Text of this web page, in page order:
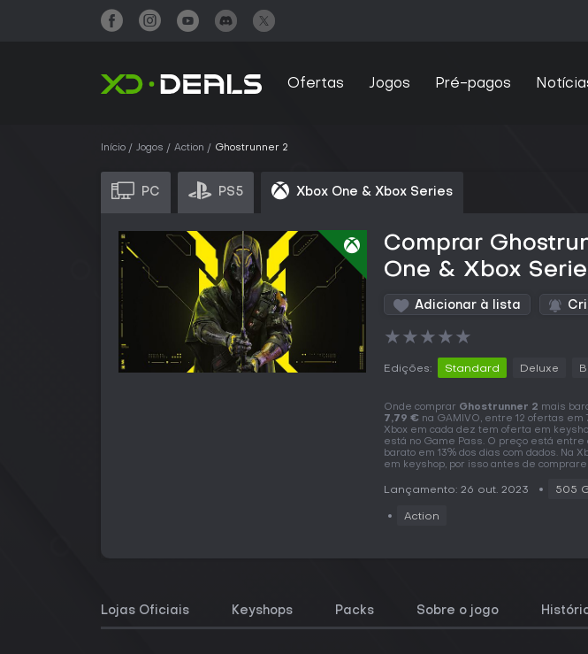
Ofertas Jogos Pré-pagos
Início Jogos Action Ghostrunner 2
PC PS5 Xbox One & Xbox Series
Comprar
One & Xbox
Adicionar à lista
★★★★★
Edições: Standard Deluxe
Onde comprar Ghostrunner 2 mais
7,79 € na GAMIVO, entre 12 ofertas em
Xbox em cada dez tem oferta em
está no Game Pass. O preço está
barato em 13% dos dias com dados. Na
em keyshop, por isso antes de
Lançamento: 26 out. 2023 505
Action
Lojas Oficiais Keyshops Packs Sobre o jogo